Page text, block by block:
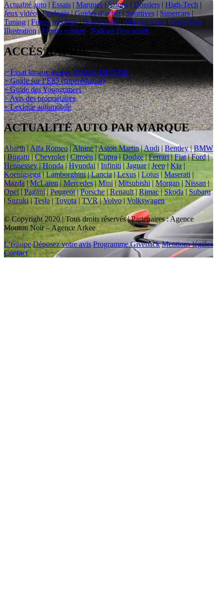
Actualité auto | Essais | Marques |Salons | Dossiers | High-Tech |
Jeux vidéo|Ecologie|Guides d’achat | Sportives | Supercars |
Tuning|Futurs modèles|Nouveautés| Marché Auto | Oldschool |
Illustration|Promo voiture Podcast Downshift
ACCÈS RAPIDE
> Essai longue durée : DAILY DRIVER
> Guide sur l’E85 (superéthanol)
> Guide des Youngtimers
> Avis des propriétaires
> Lexique automobile
ACTUALITÉ AUTO PAR MARQUE
Abarth | Alfa Romeo|Alpine|Aston Martin|Audi | Bentley|BMW
| Bugatti|Chevrolet|Citroën |Cupra | Dodge|Ferrari|Fiat|Ford|
Hennessey| Honda| Hyundai |Infiniti | Jaguar| Jeep|Kia |
Koenigsegg|Lamborghini|Lancia|Lexus | Lotus| Maserati |
Mazda |McLaren|Mercedes | Mini | Mitsubishi | Morgan|Nissan|
Opel | Pagani|Peugeot|Porsche | Renault| Rimac|Skoda | Subaru
| Suzuki|Tesla| Toyota | TVR|Volvo|Volkswagen
© Copyright 2020 | Tous droits réservés | Partenaires : Agence
Mouton Noir – Agence Arkee
L’équipe Déposez votre avis Programme Giveback Mentions légales
Contact